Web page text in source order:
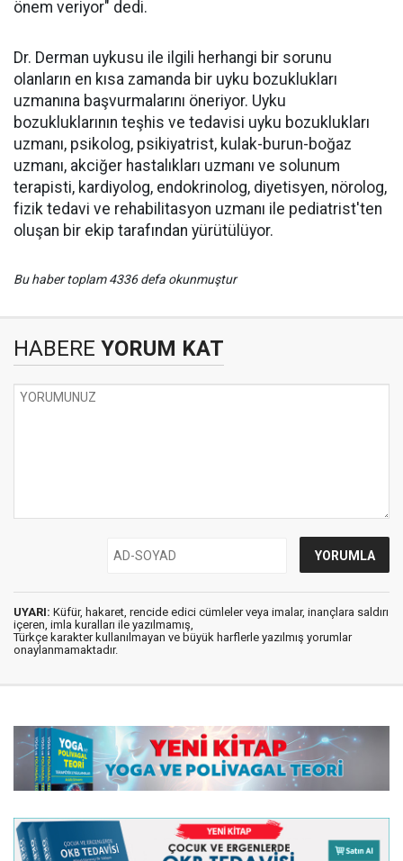
önem veriyor" dedi.
Dr. Derman uykusu ile ilgili herhangi bir sorunu
olanların en kısa zamanda bir uyku bozuklukları
uzmanına başvurmalarını öneriyor. Uyku
bozukluklarının teşhis ve tedavisi uyku bozuklukları
uzmanı, psikolog, psikiyatrist, kulak-burun-boğaz
uzmanı, akciğer hastalıkları uzmanı ve solunum
terapisti, kardiyolog, endokrinolog, diyetisyen, nörolog,
fizik tedavi ve rehabilitasyon uzmanı ile pediatrist'ten
oluşan bir ekip tarafından yürütülüyor.
Bu haber toplam 4336 defa okunmuştur
HABERE YORUM KAT
UYARI: Küfür, hakaret, rencide edici cümleler veya imalar, inançlara saldırı
içeren, imla kuralları ile yazılmamış,
Türkçe karakter kullanılmayan ve büyük harflerle yazılmış yorumlar
onaylanmamaktadır.